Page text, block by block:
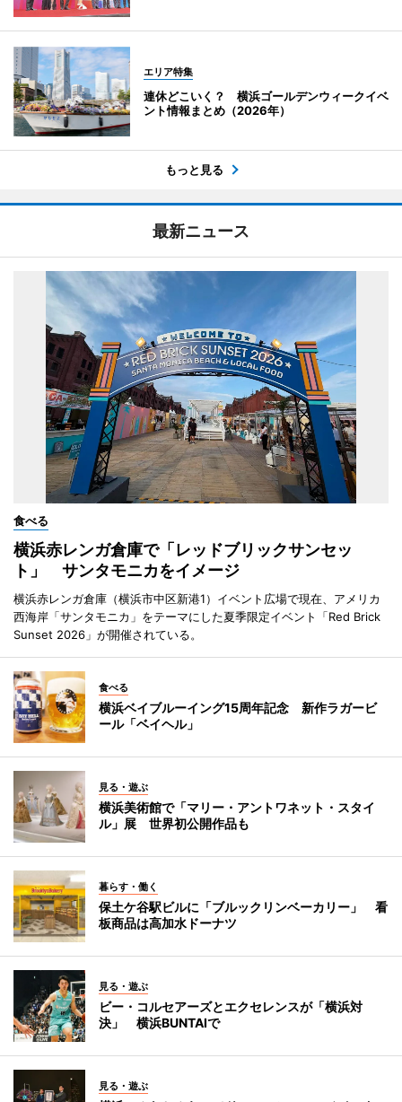
エリア特集
連休どこいく？ 横浜ゴールデンウィークイベ
ント情報まとめ（2026年）
もっと見る
最新ニュース
食べる
横浜赤レンガ倉庫で「レッドブリックサンセッ
ト」 サンタモニカをイメージ
横浜赤レンガ倉庫（横浜市中区新港1）イベント広場で現在、アメリカ
西海岸「サンタモニカ」をテーマにした夏季限定イベント「Red Brick
Sunset 2026」が開催されている。
食べる
横浜ベイブルーイング15周年記念 新作ラガービ
ール「ベイヘル」
見る・遊ぶ
横浜美術館で「マリー・アントワネット・スタイ
ル」展 世界初公開作品も
暮らす・働く
保土ケ谷駅ビルに「ブルックリンベーカリー」 看
板商品は高加水ドーナツ
見る・遊ぶ
ビー・コルセアーズとエクセレンスが「横浜対
決」 横浜BUNTAIで
見る・遊ぶ